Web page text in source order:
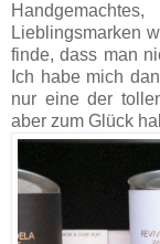
Lieblingsmarken
finde, dass man
Ich habe mich
nur eine der
aber zum Glück